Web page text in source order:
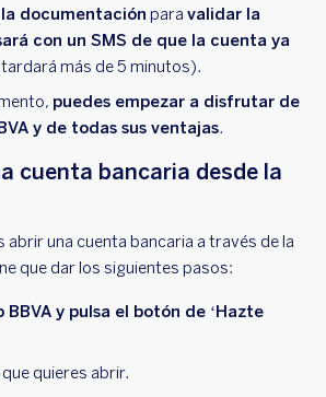
la documentación para validar la
con un SMS de que la cuenta ya
más de 5 minutos).
puedes empezar a disfrutar de
y de todas sus ventajas.
cuenta bancaria desde la
abrir una cuenta bancaria a través de la
que dar los siguientes pasos:
BBVA y pulsa el botón de ‘Hazte
que quieres abrir.